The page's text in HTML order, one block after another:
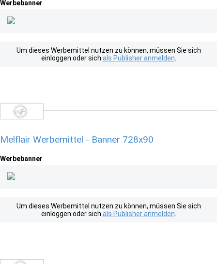
Werbebanner
Um dieses Werbemittel nutzen zu können, müssen Sie sich
einloggen oder sich als Publisher anmelden
Melflair Werbemittel - Banner 728x90
Werbebanner
Um dieses Werbemittel nutzen zu können, müssen Sie sich
einloggen oder sich als Publisher anmelden